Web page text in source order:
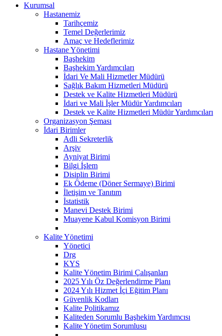
Kurumsal
Hastanemiz
Tarihçemiz
Temel Değerlerimiz
Amaç ve Hedeflerimiz
Hastane Yönetimi
Başhekim
Başhekim Yardımcıları
İdari Ve Mali Hizmetler Müdürü
Sağlık Bakım Hizmetleri Müdürü
Destek ve Kalite Hizmetleri Müdürü
İdari ve Mali İşler Müdür Yardımcıları
Destek ve Kalite Hizmetleri Müdür Yardımcıları
Organizasyon Şeması
İdari Birimler
Adli Sekreterlik
Arşiv
Ayniyat Birimi
Bilgi İşlem
Disiplin Birimi
Ek Ödeme (Döner Sermaye) Birimi
İletişim ve Tanıtım
İstatistik
Manevi Destek Birimi
Muayene Kabul Komisyon Birimi
Kalite Yönetimi
Yönetici
Drg
KYS
Kalite Yönetim Birimi Çalışanları
2025 Yılı Öz Değerlendirme Planı
2024 Yılı Hizmet İçi Eğitim Planı
Güvenlik Kodları
Kalite Politikamız
Kaliteden Sorumlu Başhekim Yardımcısı
Kalite Yönetim Sorumlusu